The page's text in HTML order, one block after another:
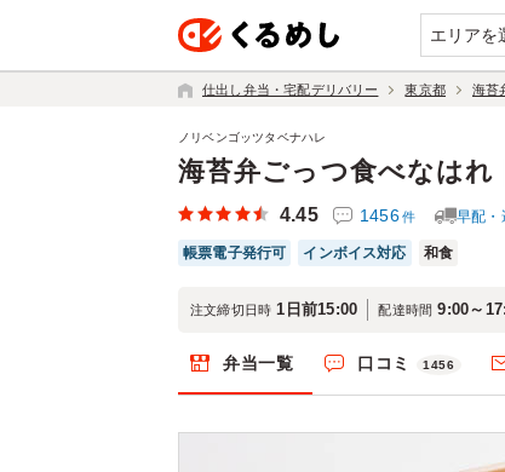
エリアを
仕出し弁当・宅配デリバリー 東京都 海苔
海苔弁ごっつ食べなはれ
ノリベンゴッツタベナハレ
4.45 1456件 早配・
帳票電子発行可 インボイス対応 和食
注文締切日時 1日前15:00 配達時間 9:00～
弁当一覧 口コミ 1456